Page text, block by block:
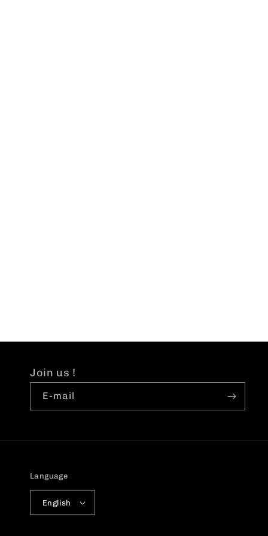
Join us !
E-mail
Language
English